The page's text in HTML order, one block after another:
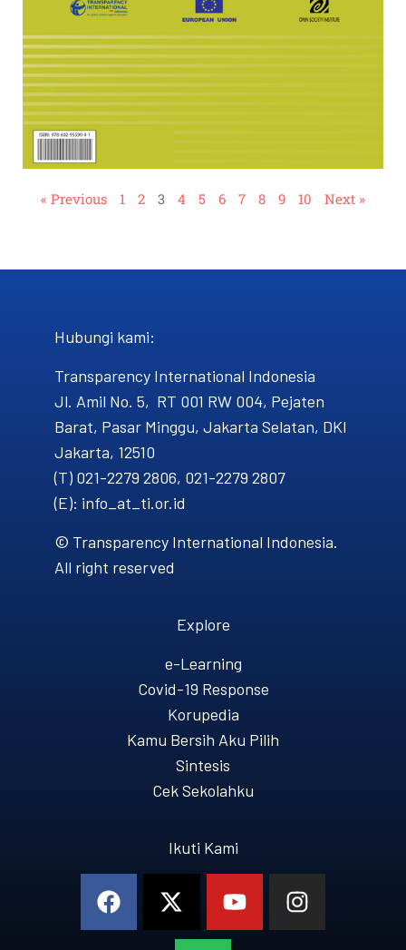
« Previous 1 2 3 4 5 6 7 8 9 10 Next »
Hubungi kami​:
Transparency International Indonesia
Jl. Amil No. 5, RT 001 RW 004, Pejaten
Barat, Pasar Minggu, Jakarta Selatan, DKI
Jakarta, 12510
(T) 021-2279 2806, 021-2279 2807
(E): info_at_ti.or.id
© Transparency International Indonesia.
All right reserved
Explore
e-Learning
Covid-19 Response
Korupedia
Kamu Bersih Aku Pilih
Sintesis
Cek Sekolahku
Ikuti Kami